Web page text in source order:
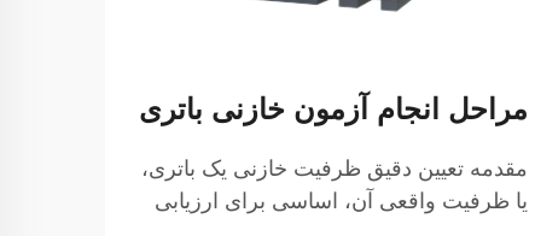
مراحل انجام آزمون خازنی باتری
مقدمه تعیین دقیق ظرفیت خازنی یک باتری،
یا ظرفیت واقعی آن، اساسی برای ارزیابی